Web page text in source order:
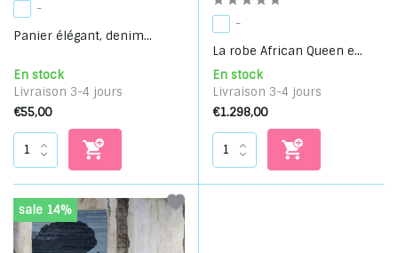
-
Panier élégant, denim...
En stock
Livraison 3-4 jours
€55,00
-
La robe African Queen e...
En stock
Livraison 3-4 jours
€1.298,00
sale 14%